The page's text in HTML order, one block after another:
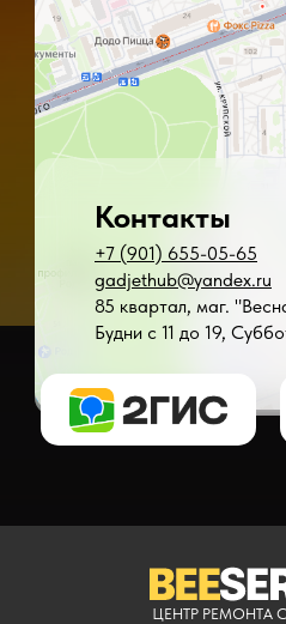
+7 (901) 655-05-65
gadjethub@yandex.ru
85 квартал, маг.
Будни с 11 до 19,
Контакты
* - время ремонта может меняться в
ЦЕНТР РЕМОНТА